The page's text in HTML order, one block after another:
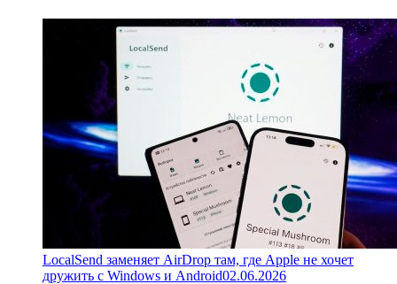
LocalSend заменяет AirDrop там, где Apple не хочет
дружить с Windows и Android02.06.2026